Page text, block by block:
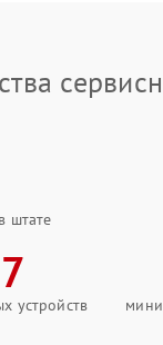
штате
устройств